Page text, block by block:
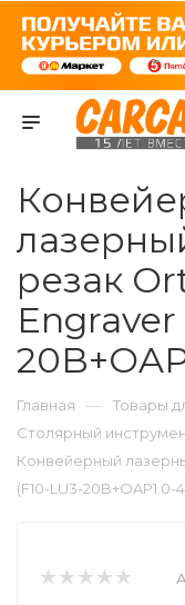
резак
Engraver
Главная — Товары
Столярный
Конвейерный
(F10-LU3-20B+OAP1.0-